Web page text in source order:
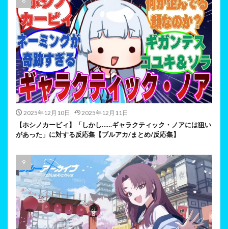
2025年12月10日 2025年12月11日
【ホシノカービィ】「しかし……ギャラクティック・ノアには狙い
があった」に対する反応集【ブルアカ/まとめ/反応集】